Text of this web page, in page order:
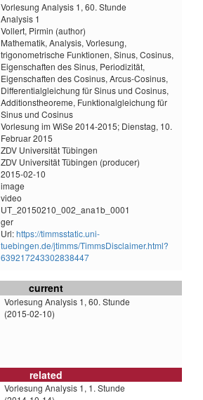
Vorlesung Analysis 1, 60. Stunde
Analysis 1
Vollert, Pirmin (author)
Mathematik, Analysis, Vorlesung,
trigonometrische Funktionen, Sinus, Cosinus,
Eigenschaften des Sinus, Periodizität,
Eigenschaften des Cosinus, Arcus-Cosinus,
Differentialgleichung für Sinus und Cosinus,
Additionstheoreme, Funktionalgleichung für
Sinus und Cosinus
Vorlesung im WiSe 2014-2015; Dienstag, 10.
Februar 2015
ZDV Universität Tübingen
ZDV Universität Tübingen (producer)
2015-02-10
image
video
UT_20150210_002_ana1b_0001
ger
Url:https://timmsstatic.uni-
tuebingen.de/jtimms/TimmsDisclaimer.html?
639217243302838447
current
Vorlesung Analysis 1, 60. Stunde
(2015-02-10)
related
Vorlesung Analysis 1, 1. Stunde